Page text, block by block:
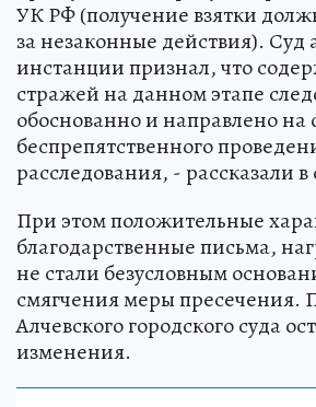
УК РФ (получение взятки
за незаконные действия).
инстанции признал, что
стражей на данном этапе
обоснованно и направлено на
беспрепятственного
расследования, - рассказали в
При этом положительные
благодарственные письма,
не стали безусловным
смягчения меры пресечения.
Алчевского городского суда
изменения.